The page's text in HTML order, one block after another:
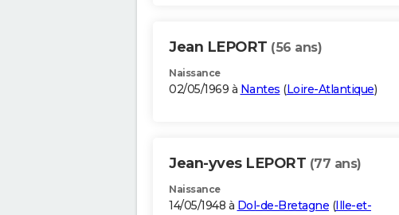
Jean LEPORT (56 ans)
Naissance
02/05/1969 à Nantes (Loire-Atlantique)
Jean-yves LEPORT (77 ans)
Naissance
14/05/1948 à Dol-de-Bretagne (Ille-et-